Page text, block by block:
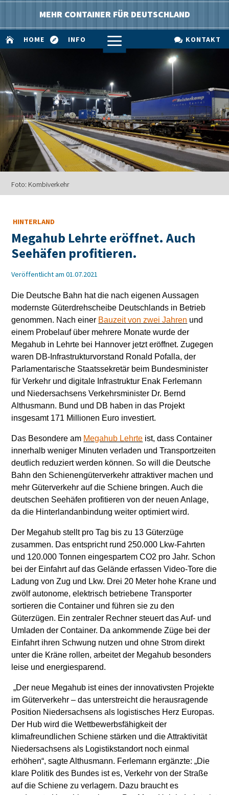
MEHR CONTAINER FÜR DEUTSCHLAND
 HOME  INFO a  KONTAKT
Foto: Kombiverkehr
HINTERLAND
Megahub Lehrte eröffnet. Auch
Seehäfen profitieren.
Veröffentlicht am 01.07.2021
Die Deutsche Bahn hat die nach eigenen Aussagen
modernste Güterdrehscheibe Deutschlands in Betrieb
genommen. Nach einer Bauzeit von zwei Jahren und
einem Probelauf über mehrere Monate wurde der
Megahub in Lehrte bei Hannover jetzt eröffnet. Zugegen
waren DB-Infrastrukturvorstand Ronald Pofalla, der
Parlamentarische Staatssekretär beim Bundesminister
für Verkehr und digitale Infrastruktur Enak Ferlemann
und Niedersachsens Verkehrsminister Dr. Bernd
Althusmann. Bund und DB haben in das Projekt
insgesamt 171 Millionen Euro investiert.
Das Besondere am Megahub Lehrte ist, dass Container
innerhalb weniger Minuten verladen und Transportzeiten
deutlich reduziert werden können. So will die Deutsche
Bahn den Schienengüterverkehr attraktiver machen und
mehr Güterverkehr auf die Schiene bringen. Auch die
deutschen Seehäfen profitieren von der neuen Anlage,
da die Hinterlandanbindung weiter optimiert wird.
Der Megahub stellt pro Tag bis zu 13 Güterzüge
zusammen. Das entspricht rund 250.000 Lkw-Fahrten
und 120.000 Tonnen eingespartem CO2 pro Jahr. Schon
bei der Einfahrt auf das Gelände erfassen Video-Tore die
Ladung von Zug und Lkw. Drei 20 Meter hohe Krane und
zwölf autonome, elektrisch betriebene Transporter
sortieren die Container und führen sie zu den
Güterzügen. Ein zentraler Rechner steuert das Auf- und
Umladen der Container. Da ankommende Züge bei der
Einfahrt ihren Schwung nutzen und ohne Strom direkt
unter die Kräne rollen, arbeitet der Megahub besonders
leise und energiesparend.
„Der neue Megahub ist eines der innovativsten Projekte
im Güterverkehr – das unterstreicht die herausragende
Position Niedersachsens als logistisches Herz Europas.
Der Hub wird die Wettbewerbsfähigkeit der
klimafreundlichen Schiene stärken und die Attraktivität
Niedersachsens als Logistikstandort noch einmal
erhöhen“, sagte Althusmann. Ferlemann ergänzte: „Die
klare Politik des Bundes ist es, Verkehr von der Straße
auf die Schiene zu verlagern. Dazu braucht es